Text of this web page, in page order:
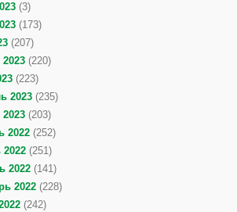
(3)
(173)
(207)
(220)
(223)
2023 (235)
(203)
2022 (252)
2022 (251)
2022 (141)
2022 (228)
(242)